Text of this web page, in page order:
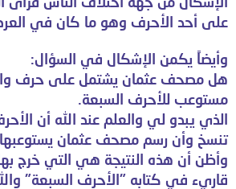
على أحد الأحرف وهو ما كان في
وأيضاً يكمن الإشكال في السؤال:
هل مصحف عثمان يشتمل على حرف
مستوعب للأحرف السبعة.
الذي يبدو لي والعلم عند الله أن
تنسخ وأن رسم مصحف عثمان يستوعبها
وأظن أن هذه النتيجة هي التي خرج بها
قاريء في كتابه "الأحرف السبعة"